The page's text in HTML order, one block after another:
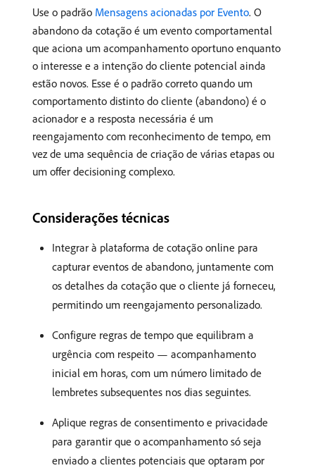
Use o padrão Mensagens acionadas por Evento. O
abandono da cotação é um evento comportamental
que aciona um acompanhamento oportuno enquanto
o interesse e a intenção do cliente potencial ainda
estão novos. Esse é o padrão correto quando um
comportamento distinto do cliente (abandono) é o
acionador e a resposta necessária é um
reengajamento com reconhecimento de tempo, em
vez de uma sequência de criação de várias etapas ou
um offer decisioning complexo.
Considerações técnicas
Integrar à plataforma de cotação online para
capturar eventos de abandono, juntamente com
os detalhes da cotação que o cliente já forneceu,
permitindo um reengajamento personalizado.
Configure regras de tempo que equilibram a
urgência com respeito — acompanhamento
inicial em horas, com um número limitado de
lembretes subsequentes nos dias seguintes.
Aplique regras de consentimento e privacidade
para garantir que o acompanhamento só seja
enviado a clientes potenciais que optaram por